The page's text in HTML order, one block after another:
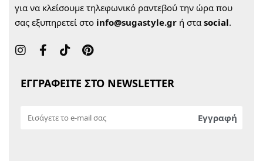
για να κλείσουμε τηλεφωνικό ραντεβού την ώρα που
σας εξυπηρετεί στο info@sugastyle.gr ή στα social.
ΕΓΓΡΑΦΕΙΤΕ ΣΤΟ NEWSLETTER